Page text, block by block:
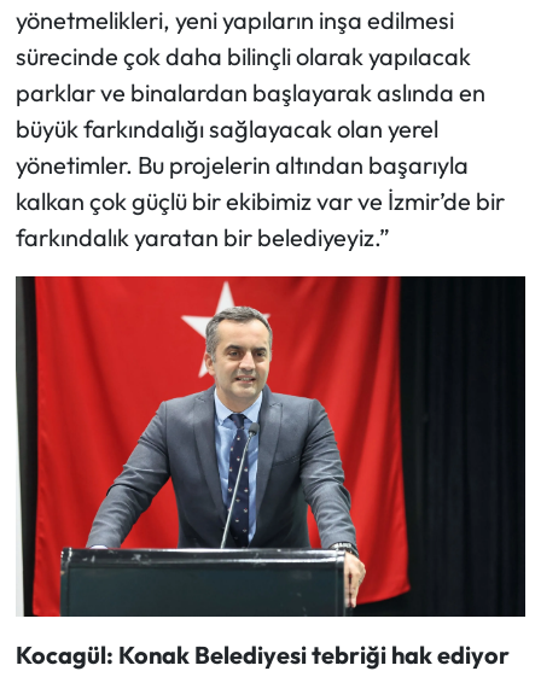
yönetmelikleri, yeni yapıların inşa edilmesi
sürecinde çok daha bilinçli olarak yapılacak
parklar ve binalardan başlayarak aslında en
büyük farkındalığı sağlayacak olan yerel
yönetimler. Bu projelerin altından başarıyla
kalkan çok güçlü bir ekibimiz var ve İzmir’de bir
farkındalık yaratan bir belediyeyiz.”
Kocagül: Konak Belediyesi tebriği hak ediyor